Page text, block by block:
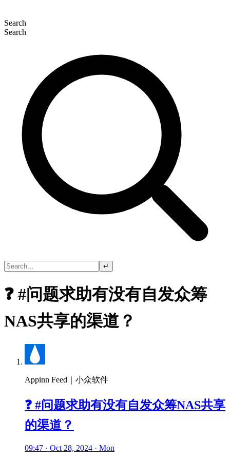
Search
Search
↵
❓ #问题求助有没有自发众筹
NAS共享的渠道？
Appinn Feed｜小众软件
❓ #问题求助有没有自发众筹NAS共享
的渠道？
09:47 · Oct 28, 2024 · Mon